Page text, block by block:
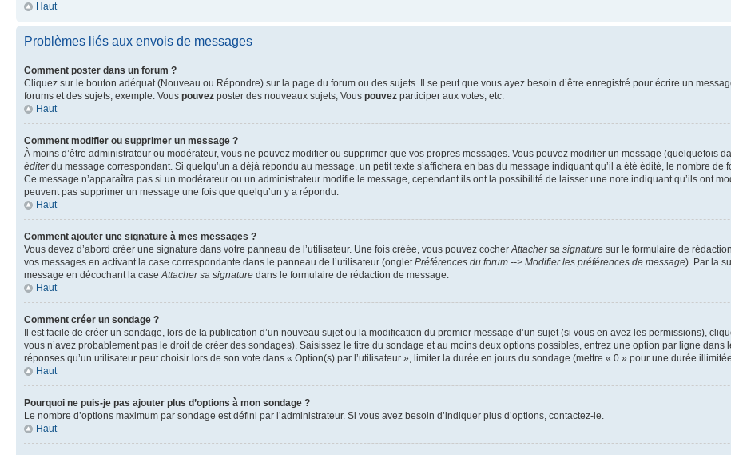
Haut
Problèmes liés aux envois de messages
Comment poster dans un forum ?
Cliquez sur le bouton adéquat (Nouveau ou Répondre) sur la page du forum ou des sujets. Il se peut que vous ayez besoin d’être enregistré pour écrire un
forums et des sujets, exemple: Vous pouvez poster des nouveaux sujets, Vous pouvez participer aux votes, etc.
Haut
Comment modifier ou supprimer un message ?
À moins d’être administrateur ou modérateur, vous ne pouvez modifier ou supprimer que vos propres messages. Vous pouvez modifier un message (quelquefois
éditerdu message correspondant. Si quelqu’un a déjà répondu au message, un petit texte s’affichera en bas du message indiquant qu’il a été édité, le nombre
Ce message n’apparaîtra pas si un modérateur ou un administrateur modifie le message, cependant ils ont la possibilité de laisser une note indiquant qu’ils ont
peuvent pas supprimer un message une fois que quelqu’un y a répondu.
Haut
Comment ajouter une signature à mes messages ?
Vous devez d’abord créer une signature dans votre panneau de l’utilisateur. Une fois créée, vous pouvez cocherAttacher sa signature sur le formulaire de
vos messages en activant la case correspondante dans le panneau de l’utilisateur (ongletPréférences du forum --> Modifier les préférences de message). Par la
message en décochant la caseAttacher sa signature dans le formulaire de rédaction de message.
Haut
Comment créer un sondage ?
Il est facile de créer un sondage, lors de la publication d’un nouveau sujet ou la modification du premier message d’un sujet (si vous en avez les permissions),
vous n’avez probablement pas le droit de créer des sondages). Saisissez le titre du sondage et au moins deux options possibles, entrez une option par ligne
réponses qu’un utilisateur peut choisir lors de son vote dans « Option(s) par l’utilisateur », limiter la durée en jours du sondage (mettre « 0 » pour une durée
Haut
Pourquoi ne puis-je pas ajouter plus d’options à mon sondage ?
Le nombre d’options maximum par sondage est défini par l’administrateur. Si vous avez besoin d’indiquer plus d’options, contactez-le.
Haut